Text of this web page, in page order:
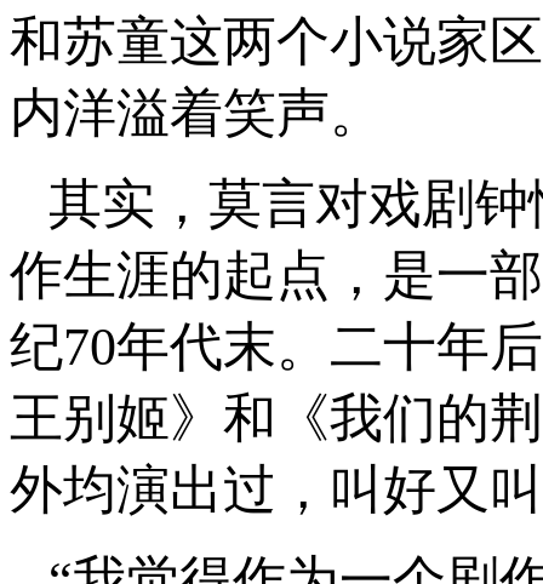
和苏童这两个小说家
内洋溢着笑声。
其实，莫言对戏剧
作生涯的起点，是一
纪70年代末。二十年
王别姬》和《我们的
外均演出过，叫好又